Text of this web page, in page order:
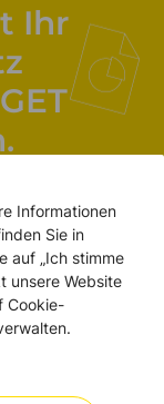
Ihr
Informationen
Sie in
auf „Ich stimme
unsere Website
Cookie-